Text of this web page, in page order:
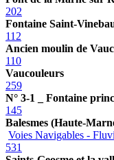
202
Fontaine Saint-
112
Ancien moulin de
110
Vaucouleurs
259
N° 3-1 _ Fontaine
145
Balesmes (Haute-
Voies Navigables -
531